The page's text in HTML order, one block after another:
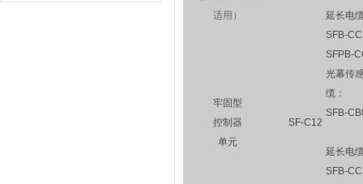
适用）
延长电
SFB-
SFPB-
牢固型
控制器
单元
SF-C12
光幕传
缆：
SFB-
延长电
SFB-